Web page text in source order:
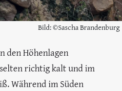
Bild: ©Sascha Brandenburg
den Höhenlagen
richtig kalt und im
Während im Süden